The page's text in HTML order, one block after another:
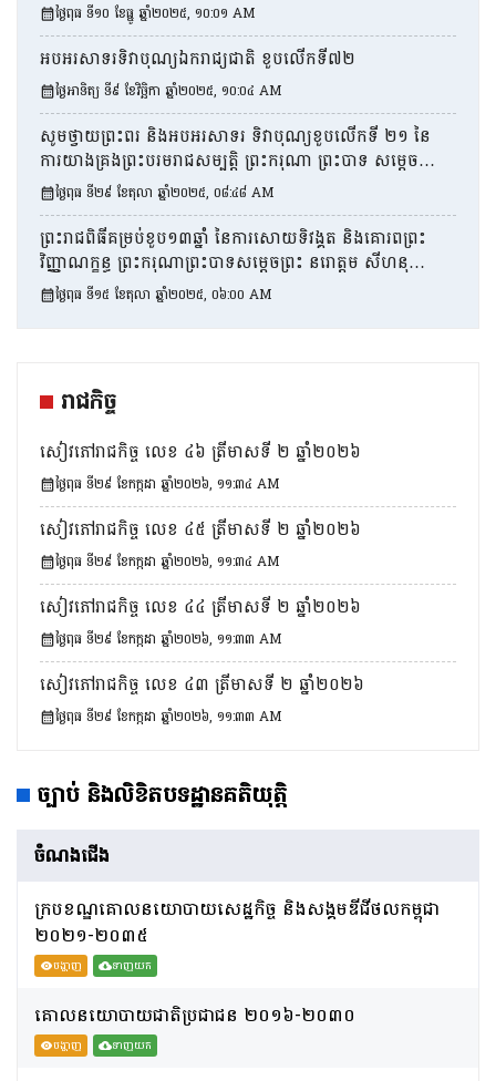
ថ្ងៃពុធ ទី១០ ខែធ្នូ ឆ្នាំ២០២៥, ១០:០១ AM
អបអរសាទរទិវាបុណ្យឯករាជ្យជាតិ ខួបលើកទី៧២
ថ្ងៃអាទិត្យ ទី៩ ខែវិច្ឆិកា ឆ្នាំ២០២៥, ១០:០៤ AM
សូមថ្វាយព្រះពរ និងអបអរសាទរ ទិវាបុណ្យខួបលើកទី ២១ នៃ
ការយាងគ្រងព្រះបរមរាជសម្បត្តិ ព្រះករុណា ព្រះបាទ សម្តេចព្រះប
រមនាថ នរោត្តម សីហមុនី ព្រះមហាក្សត្រ នៃព្រះរាជាណាចក្រ
កម្ពុជា
ថ្ងៃពុធ ទី២៩ ខែតុលា ឆ្នាំ២០២៥, ០៨:៤៨ AM
ព្រះរាជពិធីគម្រប់ខួប១៣ឆ្នាំ នៃការសោយទិវង្គត និងគោរពព្រះ
វិញ្ញាណក្ខន្ធ ព្រះករុណាព្រះបាទសម្តេចព្រះ នរោត្តម សីហនុ
ព្រះមហាវីរក្សត្រ ព្រះវររាជបិតាឯករាជ្យ បូរណភាពទឹកដី និង
ឯកភាពជាតិខ្មែរ
ថ្ងៃពុធ ទី១៥ ខែតុលា ឆ្នាំ២០២៥, ០៦:០០ AM
រាជកិច្ច
សៀវភៅរាជកិច្ច លេខ ៤៦ ត្រីមាសទី​ ២ ឆ្នាំ២០២៦
ថ្ងៃពុធ ទី២៩ ខែកក្កដា ឆ្នាំ២០២៦, ១១:៣៤ AM
សៀវភៅរាជកិច្ច លេខ ៤៥ ត្រីមាសទី​ ២ ឆ្នាំ២០២៦
ថ្ងៃពុធ ទី២៩ ខែកក្កដា ឆ្នាំ២០២៦, ១១:៣៤ AM
សៀវភៅរាជកិច្ច លេខ ៤៤ ត្រីមាសទី​ ២ ឆ្នាំ២០២៦
ថ្ងៃពុធ ទី២៩ ខែកក្កដា ឆ្នាំ២០២៦, ១១:៣៣ AM
សៀវភៅរាជកិច្ច លេខ ៤៣ ត្រីមាសទី​ ២ ឆ្នាំ២០២៦
ថ្ងៃពុធ ទី២៩ ខែកក្កដា ឆ្នាំ២០២៦, ១១:៣៣ AM
ច្បាប់ និងលិខិត​​បទដ្ឋានគតិយុត្តិ
ចំណងជើង
ក្របខណ្ឌគោលនយោបាយសេដ្ឋកិច្ច និងសង្គមឌីជីថលកម្ពុជា
២០២១-២០៣៥
បង្ហាញ ទាញយក
គោលនយោបាយជាតិប្រជាជន ២០១៦-២០៣០
បង្ហាញ ទាញយក